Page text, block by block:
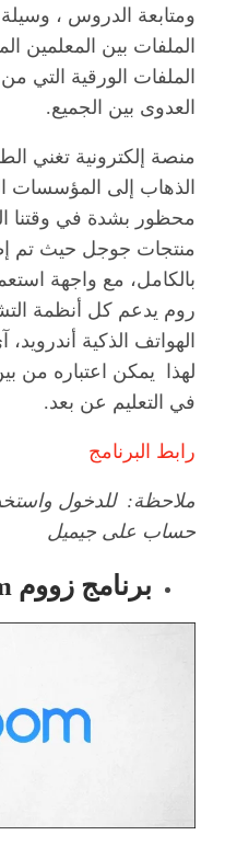
ومتابعة الدروس ،
الملفات بين المعلمين
الملفات الورقية التي
العدوى بين الجميع.
منصة إلكترونية تغني
الذهاب إلى المؤسسات
محظور بشدة في وقتنا
بالكامل، مع واجهة
روم يدعم كل أنظمة
الهواتف الذكية
لهذا يمكن اعتباره من
في التعليم عن بعد.
رابط البرنامج
ملاحظة: للدخول
حساب على جيميل
برنامج زووم Zoom